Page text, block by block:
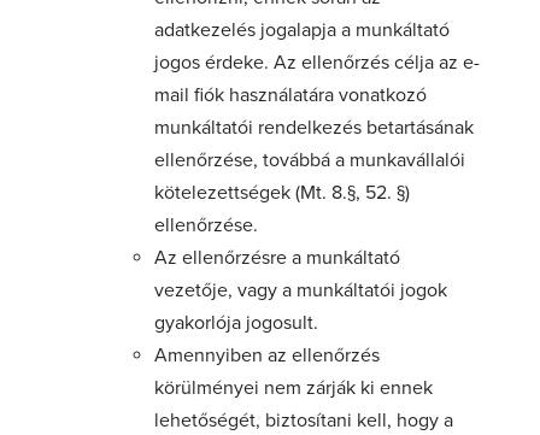
adatkezelés jogalapja a munkáltató
jogos érdeke. Az ellenőrzés célja az e-
mail fiók használatára vonatkozó
munkáltatói rendelkezés betartásának
ellenőrzése, továbbá a munkavállalói
kötelezettségek (Mt. 8.§, 52. §)
ellenőrzése.
Az ellenőrzésre a munkáltató
vezetője, vagy a munkáltatói jogok
gyakorlója jogosult.
Amennyiben az ellenőrzés
körülményei nem zárják ki ennek
lehetőségét, biztosítani kell, hogy a